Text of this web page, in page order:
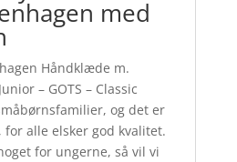
med
Håndklæde m.
– GOTS – Classic
og det er
alle elsker god kvalitet.
for ungerne, så vil vi